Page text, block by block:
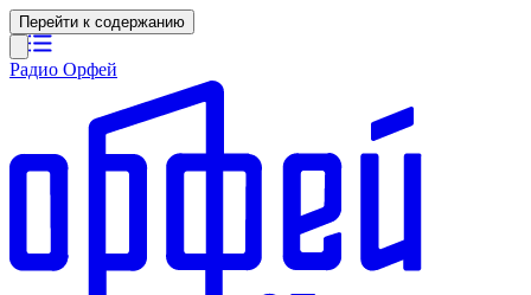
Перейти к содержанию
Радио Орфей